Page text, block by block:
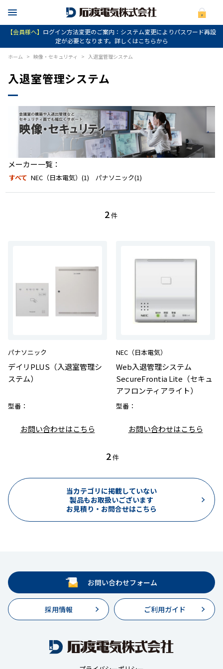
【会員様へ】 ログイン方法変更のご案内：システム変更によりパスワード再設
定が必要となります。詳しくはこちらから
ホーム > 映像・セキュリティ > 入退室管理システム
入退室管理システム
メーカー一覧：
すべて NEC（日本電気）(1) パナソニック(1)
2件
パナソニック
デイリPLUS（入退室管理シ
ステム）
型番：
お問い合わせはこちら
NEC（日本電気）
Web入退管理システム
SecureFrontia Lite（セキュ
アフロンティアライト）
型番：
お問い合わせはこちら
2件
当カテゴリに掲載していない
製品もお取扱いございます
お見積り・お問合せはこちら
お問い合わせフォーム
採用情報 ご利用ガイド